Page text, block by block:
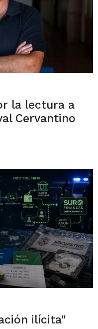
la lectura a
Cervantino
ilícita"